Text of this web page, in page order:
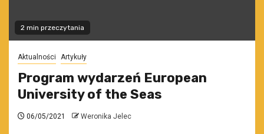
2 min przeczytania
Aktualności Artykuły
Program wydarzeń European
University of the Seas
06/05/2021 Weronika Jelec